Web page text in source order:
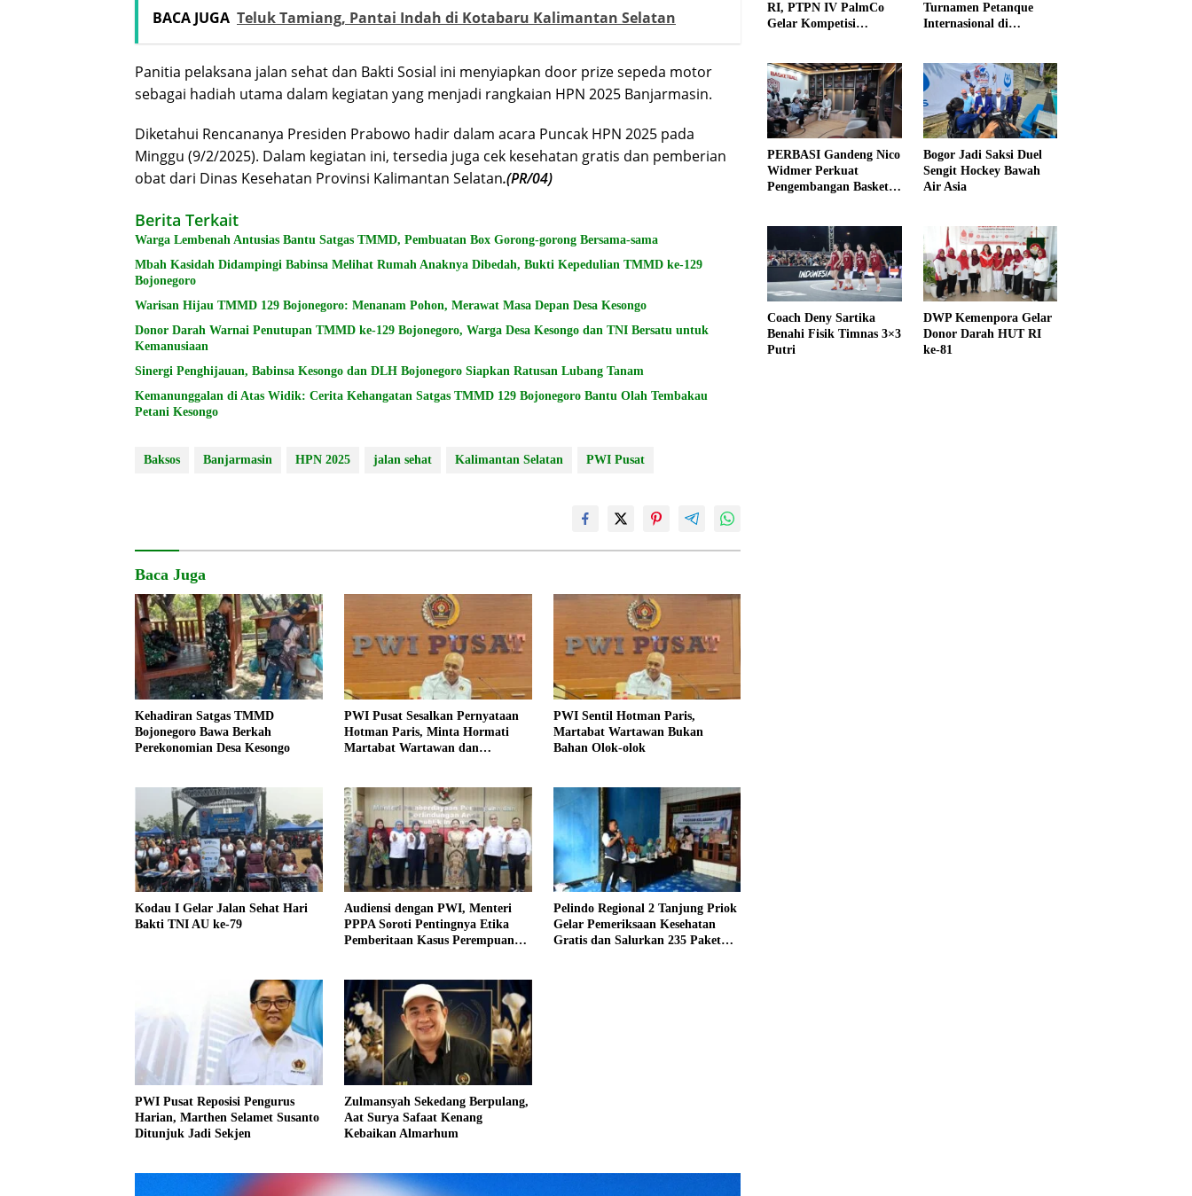
BACA JUGA Teluk Tamiang, Pantai Indah di Kotabaru Kalimantan Selatan
Panitia pelaksana jalan sehat dan Bakti Sosial ini menyiapkan door prize sepeda motor
sebagai hadiah utama dalam kegiatan yang menjadi rangkaian HPN 2025 Banjarmasin.
Diketahui Rencananya Presiden Prabowo hadir dalam acara Puncak HPN 2025 pada
Minggu (9/2/2025). Dalam kegiatan ini, tersedia juga cek kesehatan gratis dan pemberian
obat dari Dinas Kesehatan Provinsi Kalimantan Selatan.(PR/04)
Berita Terkait
Warga Lembenah Antusias Bantu Satgas TMMD, Pembuatan Box Gorong-gorong Bersama-sama
Mbah Kasidah Didampingi Babinsa Melihat Rumah Anaknya Dibedah, Bukti Kepedulian TMMD ke-129
Bojonegoro
Warisan Hijau TMMD 129 Bojonegoro: Menanam Pohon, Merawat Masa Depan Desa Kesongo
Donor Darah Warnai Penutupan TMMD ke-129 Bojonegoro, Warga Desa Kesongo dan TNI Bersatu untuk
Kemanusiaan
Sinergi Penghijauan, Babinsa Kesongo dan DLH Bojonegoro Siapkan Ratusan Lubang Tanam
Kemanunggalan di Atas Widik: Cerita Kehangatan Satgas TMMD 129 Bojonegoro Bantu Olah Tembakau
Petani Kesongo
Baksos Banjarmasin HPN 2025 jalan sehat Kalimantan Selatan PWI Pusat
Baca Juga
Kehadiran Satgas TMMD
Bojonegoro Bawa Berkah
Perekonomian Desa Kesongo
PWI Pusat Sesalkan Pernyataan
Hotman Paris, Minta Hormati
Martabat Wartawan dan
PWI Sentil Hotman Paris,
Martabat Wartawan Bukan
Bahan Olok-olok
Kodau I Gelar Jalan Sehat Hari
Bakti TNI AU ke-79
Audiensi dengan PWI, Menteri
PPPA Soroti Pentingnya Etika
Pemberitaan Kasus Perempuan
Pelindo Regional 2 Tanjung Priok
Gelar Pemeriksaan Kesehatan
Gratis dan Salurkan 235 Paket
PWI Pusat Reposisi Pengurus
Harian, Marthen Selamet Susanto
Ditunjuk Jadi Sekjen
Zulmansyah Sekedang Berpulang,
Aat Surya Safaat Kenang
Kebaikan Almarhum
RI, PTPN IV PalmCo
Gelar Kompetisi
Turnamen Petanque
Internasional di
PERBASI Gandeng Nico
Widmer Perkuat
Pengembangan Basket
Bogor Jadi Saksi Duel
Sengit Hockey Bawah
Air Asia
Coach Deny Sartika
Benahi Fisik Timnas 3×3
Putri
DWP Kemenpora Gelar
Donor Darah HUT RI
ke-81